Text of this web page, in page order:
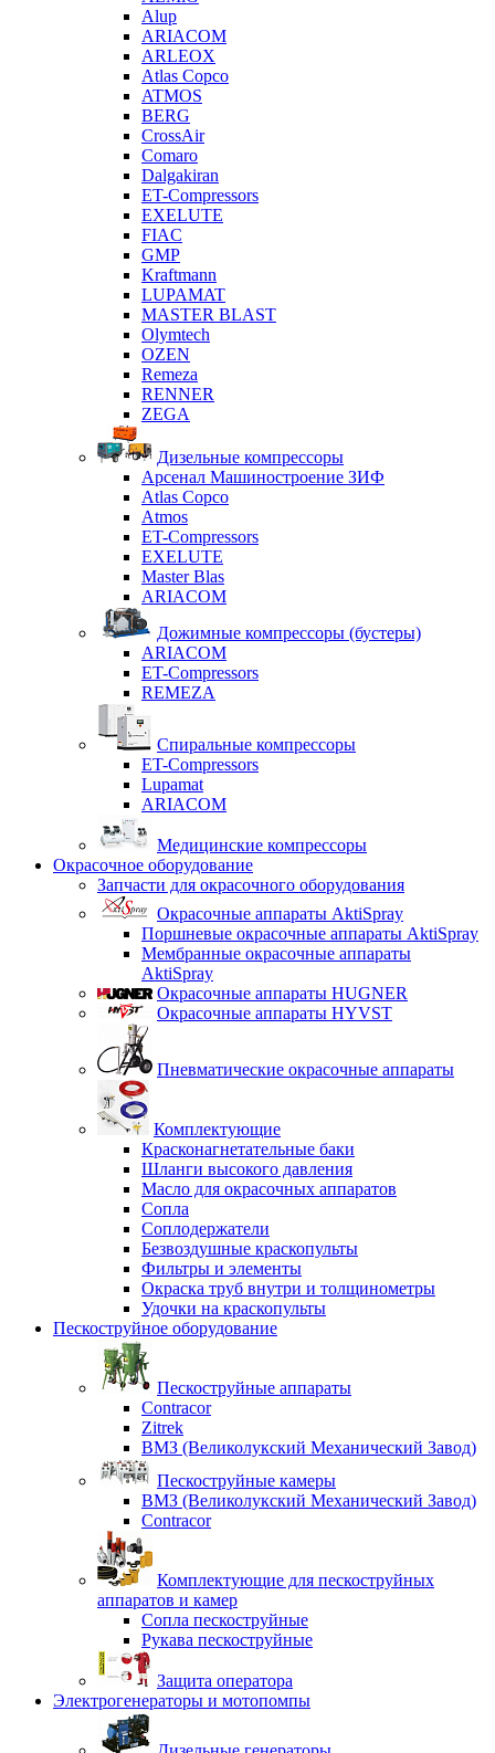
Alup
ARIACOM
ARLEOX
Atlas Copco
ATMOS
BERG
CrossAir
Comaro
Dalgakiran
ET-Compressors
EXELUTE
FIAC
GMP
Kraftmann
LUPAMAT
MASTER BLAST
Olymtech
OZEN
Remeza
RENNER
ZEGA
Дизельные компрессоры
Арсенал Машиностроение ЗИФ
Atlas Copco
Atmos
ET-Compressors
EXELUTE
Master Blas
ARIACOM
Дожимные компрессоры (бустеры)
ARIACOM
ET-Compressors
REMEZA
Спиральные компрессоры
ET-Compressors
Lupamat
ARIACOM
Медицинские компрессоры
Окрасочное оборудование
Запчасти для окрасочного оборудования
Окрасочные аппараты AktiSpray
Поршневые окрасочные аппараты AktiSpray
Мембранные окрасочные аппараты
AktiSpray
Окрасочные аппараты HUGNER
Окрасочные аппараты HYVST
Пневматические окрасочные аппараты
Комплектующие
Красконагнетательные баки
Шланги высокого давления
Масло для окрасочных аппаратов
Сопла
Соплодержатели
Безвоздушные краскопульты
Фильтры и элементы
Окраска труб внутри и толщинометры
Удочки на краскопульты
Пескоструйное оборудование
Пескоструйные аппараты
Contracor
Zitrek
ВМЗ (Великолукский Механический Завод)
Пескоструйные камеры
ВМЗ (Великолукский Механический Завод)
Contracor
Комплектующие для пескоструйных
аппаратов и камер
Сопла пескоструйные
Рукава пескоструйные
Защита оператора
Электрогенераторы и мотопомпы